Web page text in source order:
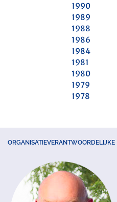
1990
1989
1988
1986
1984
1981
1980
1979
1978
ORGANISATIEVERANTWOORDELIJKE